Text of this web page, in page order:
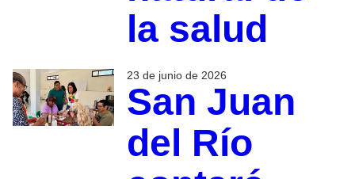
la salud
23 de junio de 2026
San Juan
del Río